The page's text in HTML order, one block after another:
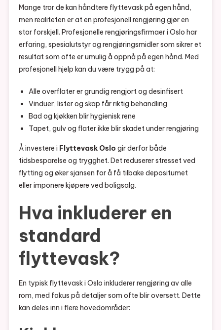
Mange tror de kan håndtere flyttevask på egen hånd,
men realiteten er at en profesjonell rengjøring gjør en
stor forskjell. Profesjonelle rengjøringsfirmaer i Oslo har
erfaring, spesialutstyr og rengjøringsmidler som sikrer et
resultat som ofte er umulig å oppnå på egen hånd. Med
profesjonell hjelp kan du være trygg på at:
Alle overflater er grundig rengjort og desinfisert
Vinduer, lister og skap får riktig behandling
Bad og kjøkken blir hygienisk rene
Tapet, gulv og flater ikke blir skadet under rengjøring
Å investere i Flyttevask Oslo gir derfor både
tidsbesparelse og trygghet. Det reduserer stresset ved
flytting og øker sjansen for å få tilbake depositumet
eller imponere kjøpere ved boligsalg.
Hva inkluderer en
standard
flyttevask?
En typisk flyttevask i Oslo inkluderer rengjøring av alle
rom, med fokus på detaljer som ofte blir oversett. Dette
kan deles inn i flere hovedområder: